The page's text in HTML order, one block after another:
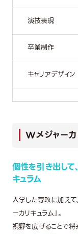
演技表現
卒業制作
キャリアデザイン
Wメジャーカ
個性を引き出して
キュラム
入学した専攻に加え
ーカリキュラム」。
視野を広げることで将